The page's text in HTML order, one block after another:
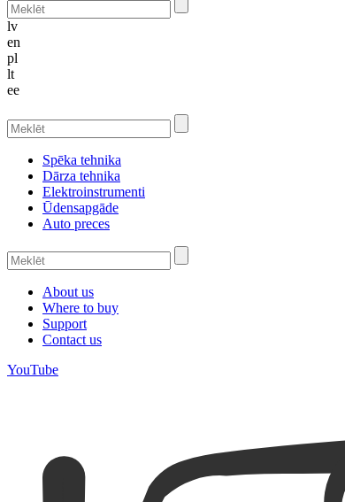
lv
en
pl
lt
ee
Spēka tehnika
Dārza tehnika
Elektroinstrumenti
Ūdensapgāde
Auto preces
About us
Where to buy
Support
Contact us
YouTube